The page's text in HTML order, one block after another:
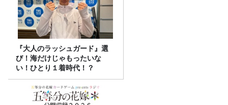
『大人のラッシュガード』選
び！海だけじゃもったいな
い！ひとり１着時代！？